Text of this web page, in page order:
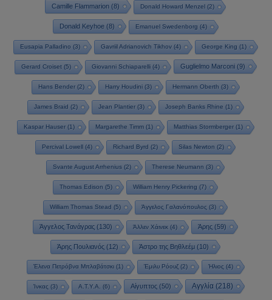
Camille Flammarion (8) Donald Howard Menzel (2)
Donald Keyhoe(8) Emanuel Swedenborg (4)
Eusapia Palladino (3) Gavriil Adrianovich Tikhov(4) George King (1)
Gerard Croiset(5) Giovanni Schiaparelli(4) Guglielmo Marconi(9)
Hans Bender(2) Harry Houdini(3) Hermann Oberth (3)
James Braid (2) Jean Plantier(3) Joseph Banks Rhine (1)
Kaspar Hauser(1) Margarethe Timm(1) Matthias Stormberger(1)
Percival Lowell (4) Richard Byrd (2) Silas Newton (2)
Svante August Arrhenius (2) Therese Neumann (3)
Thomas Edison (5) William Henry Pickering (7)
William Thomas Stead (5) Άγγελος Γαλανόπουλος (3)
Άγγελος Τανάγρας (130) Άλλεν Χάινεκ (4) Άρης (59)
Άρης Πουλιανός (12) Άστρο της Βηθλεέμ (10)
Έλενα Πετρόβνα Μπλαβάτσκι(1) Έμιλυ Ρόουζ(2) Ήλιος (4)
Ίνκας (3) Α.Τ.Υ.Α. (6) Αίγυπτος(50) Αγγλία(218)